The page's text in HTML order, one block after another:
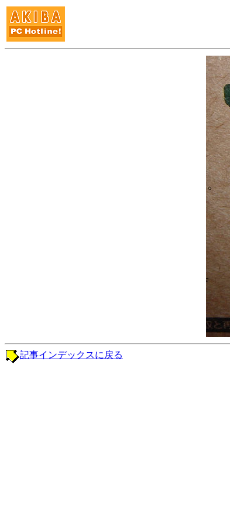
記事インデックスに戻る